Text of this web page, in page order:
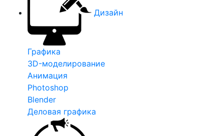
Дизайн
Графика
3D-моделирование
Анимация
Photoshop
Blender
Деловая графика